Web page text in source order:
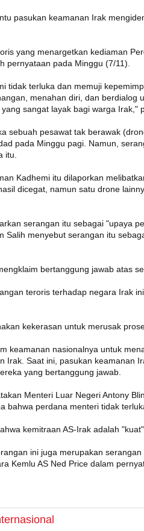
pasukan keamanan Irak
yang menargetkan kediaman
pernyataan pada Minggu (7/11).
tidak terluka dan memuji
menahan diri, dan berdialog
sangat layak bagi warga Irak,"
sebuah pesawat tak berawak
pada Minggu pagi. Namun,
itu.
Kadhemi itu dilaporkan
dicegat, namun satu drone
serangan itu sebagai "upaya
Salih menyebut serangan itu
bertanggung jawab atas
teroris terhadap negara Irak
kekerasan untuk merusak
keamanan nasionalnya untuk
Irak. Saat ini, pasukan keamanan
yang bertanggung jawab.
Menteri Luar Negeri Antony
bahwa perdana menteri tidak
kemitraan AS-Irak adalah "kuat".
ini juga merupakan
Kemlu AS Ned Price dalam